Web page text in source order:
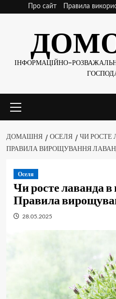
Про сайт Правила
ІНФОРМАЦІЙНО-
меню
ДОМАШНЯ ОСЕЛЯ
ЧИ РОСТЕ
ПРАВИЛА ВИРОЩУВАННЯ
Оселя
Чи росте лаванда
Правила
28.05.2025